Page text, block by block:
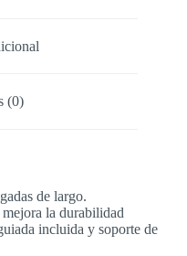
(0)
de largo.
la durabilidad
incluida y soporte de